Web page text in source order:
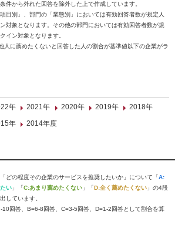
件から外れた回答を除外した上で作成しています。
目別」、部門の「業態別」においては有効回答者数が規定人
対象となります。その他の部門においては有効回答者数が規
イン対象となります。
に薦めたくないと回答した人の割合が基準値以下の企業がラ
年 2021年 2020年 2019年
2018年
年 2014年度
どの程度その企業のサービスを推奨したいか」について「A:
い 」「C:あまり薦めたくない 」「D:全く薦めたくない 」の4段
しています。
回答、B=6-8回答、C=3-5回答、D=1-2回答として割合を算